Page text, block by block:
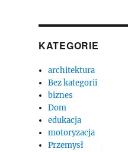
KATEGORIE
architektura
Bez kategorii
biznes
Dom
edukacja
motoryzacja
Przemysł